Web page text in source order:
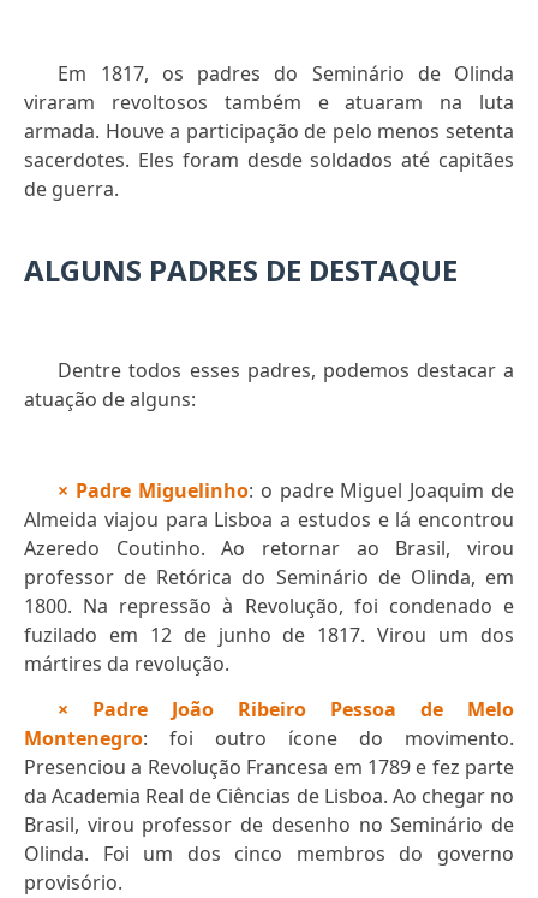
Em 1817, os padres do Seminário de Olinda
viraram revoltosos também e atuaram na luta
armada. Houve a participação de pelo menos setenta
sacerdotes. Eles foram desde soldados até capitães
de guerra.
ALGUNS PADRES DE DESTAQUE
Dentre todos esses padres, podemos destacar a
atuação de alguns:
× Padre Miguelinho: o padre Miguel Joaquim de
Almeida viajou para Lisboa a estudos e lá encontrou
Azeredo Coutinho. Ao retornar ao Brasil, virou
professor de Retórica do Seminário de Olinda, em
1800. Na repressão à Revolução, foi condenado e
fuzilado em 12 de junho de 1817. Virou um dos
mártires da revolução.
× Padre João Ribeiro Pessoa de Melo
Montenegro: foi outro ícone do movimento.
Presenciou a Revolução Francesa em 1789 e fez parte
da Academia Real de Ciências de Lisboa. Ao chegar no
Brasil, virou professor de desenho no Seminário de
Olinda. Foi um dos cinco membros do governo
provisório.